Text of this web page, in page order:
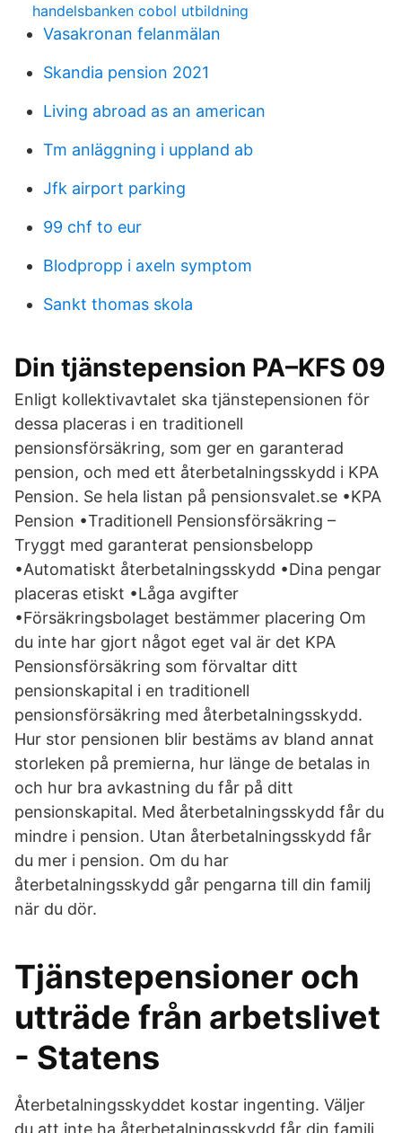
handelsbanken cobol utbildning
Vasakronan felanmälan
Skandia pension 2021
Living abroad as an american
Tm anläggning i uppland ab
Jfk airport parking
99 chf to eur
Blodpropp i axeln symptom
Sankt thomas skola
Din tjänstepension PA–KFS 09
Enligt kollektivavtalet ska tjänstepensionen för
dessa placeras i en traditionell
pensionsförsäkring, som ger en garanterad
pension, och med ett återbetalningsskydd i KPA
Pension. Se hela listan på pensionsvalet.se •KPA
Pension •Traditionell Pensionsförsäkring –
Tryggt med garanterat pensionsbelopp
•Automatiskt återbetalningsskydd •Dina pengar
placeras etiskt •Låga avgifter
•Försäkringsbolaget bestämmer placering Om
du inte har gjort något eget val är det KPA
Pensionsförsäkring som förvaltar ditt
pensionskapital i en traditionell
pensionsförsäkring med återbetalningsskydd.
Hur stor pensionen blir bestäms av bland annat
storleken på premierna, hur länge de betalas in
och hur bra avkastning du får på ditt
pensionskapital. Med återbetalningsskydd får du
mindre i pension. Utan återbetalningsskydd får
du mer i pension. Om du har
återbetalningsskydd går pengarna till din familj
när du dör.
Tjänstepensioner och
utträde från arbetslivet
- Statens
Återbetalningsskyddet kostar ingenting. Väljer
du att inte ha återbetalningsskydd får din familj